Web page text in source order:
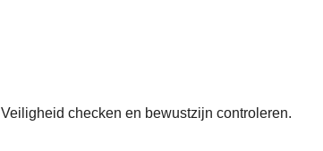
Veiligheid checken en bewustzijn controleren.